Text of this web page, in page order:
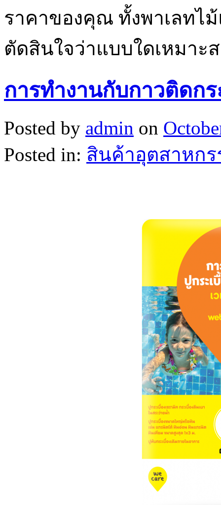
ราคาของคุณ ทั้งพาเลท
ตัดสินใจว่าแบบใดเหมาะ
การทำงานกับกาวติดกร
Posted by admin on
Posted in: สินค้าอุตสาหกร